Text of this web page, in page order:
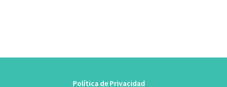
Política de Privacidad